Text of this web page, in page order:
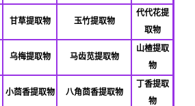
甘草提取物 玉竹提取物
代代花提
取物
乌梅提取物 马齿苋提取物
山楂提取
物
小茴香提取物 八角茴香提取物
丁香提取
物